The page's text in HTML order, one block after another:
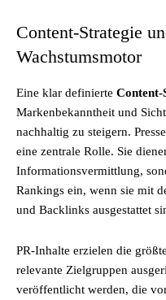
Content-Strategie
Wachstumsmotor
Eine klar definierte Content-
Markenbekanntheit und
nachhaltig zu steigern.
eine zentrale Rolle. Sie
Informationsvermittlung,
Rankings ein, wenn sie mit
und Backlinks ausgestattet
PR-Inhalte erzielen die
relevante Zielgruppen
veröffentlicht werden, die